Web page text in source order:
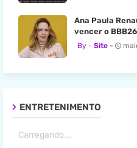
Ana Paula
vencer o BBB26
Site
ENTRETENIMENTO
Carregando...